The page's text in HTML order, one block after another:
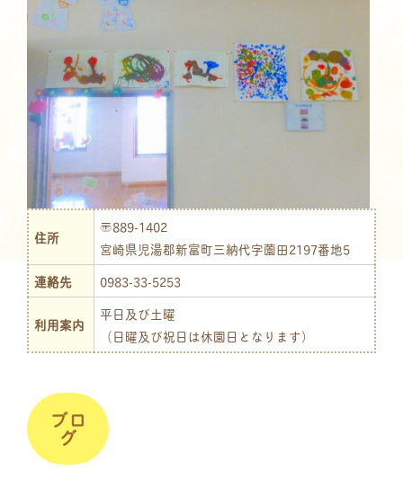
住所
〒889-1402
宮崎県児湯郡新富町三納代字薗田2197番地5
連絡先
0983-33-5253
利用案内
平日及び土曜
（日曜及び祝日は休園日となります）
ブロ
グ